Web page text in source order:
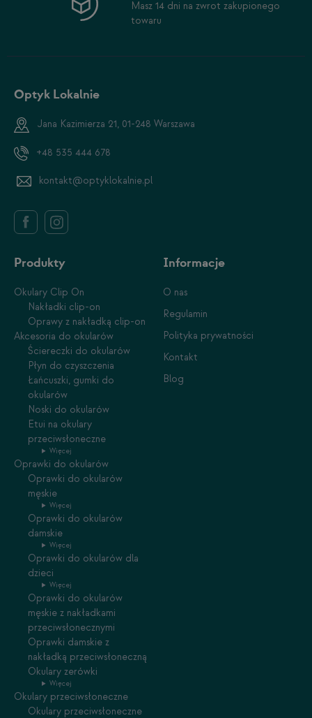
Masz 14 dni na zwrot zakupionego
towaru
Optyk Lokalnie
Jana Kazimierza 21, 01-248 Warszawa
+48 535 444 678
kontakt@optyklokalnie.pl
Produkty
Okulary Clip On
Nakładki clip-on
Oprawy z nakładką clip-on
Akcesoria do okularów
Ściereczki do okularów
Płyn do czyszczenia
Łańcuszki, gumki do
okularów
Noski do okularów
Etui na okulary
przeciwsłoneczne
Więcej
Oprawki do okularów
Oprawki do okularów
męskie
Więcej
Oprawki do okularów
damskie
Więcej
Oprawki do okularów dla
dzieci
Więcej
Oprawki do okularów
męskie z nakładkami
przeciwsłonecznymi
Oprawki damskie z
nakładką przeciwsłoneczną
Okulary zerówki
Więcej
Okulary przeciwsłoneczne
Okulary przeciwsłoneczne
Informacje
O nas
Regulamin
Polityka prywatności
Kontakt
Blog